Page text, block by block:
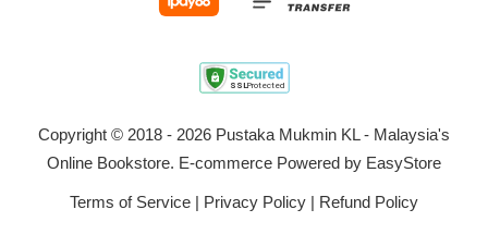
Copyright © 2018 - 2026 Pustaka Mukmin KL - Malaysia's
Online Bookstore. E-commerce Powered by EasyStore
Terms of Service | Privacy Policy | Refund Policy